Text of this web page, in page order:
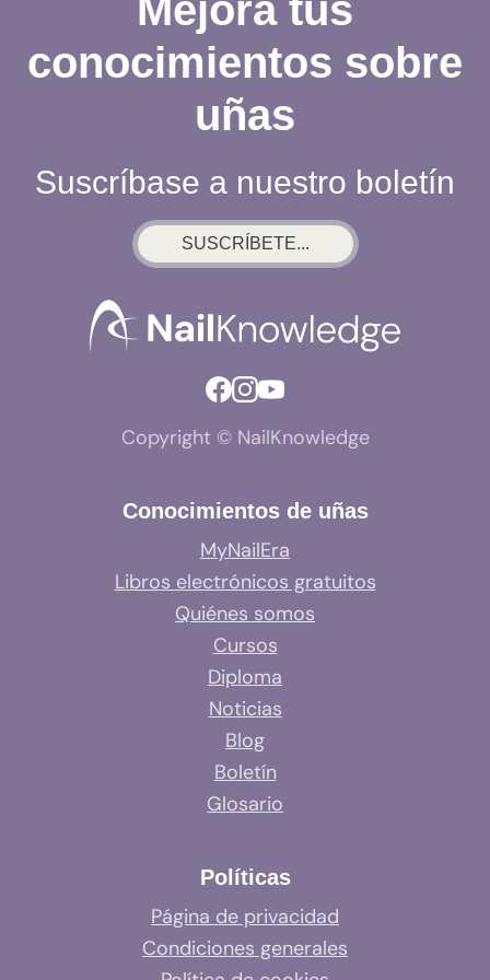
REALMENTE
conocimientos sobre
uñas
Suscríbase a nuestro boletín
SUSCRÍBETE...
Copyright © NailKnowledge
Conocimientos de uñas
MyNailEra
Libros electrónicos gratuitos
Quiénes somos
Cursos
Diploma
Noticias
Blog
Boletín
Glosario
Políticas
Página de privacidad
Condiciones generales